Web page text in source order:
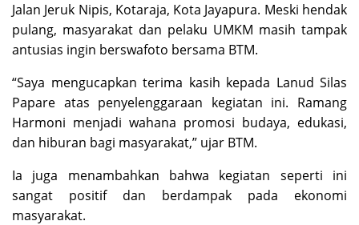
Jalan Jeruk Nipis, Kotaraja, Kota Jayapura. Meski hendak
pulang, masyarakat dan pelaku UMKM masih tampak
antusias ingin berswafoto bersama BTM.
“Saya mengucapkan terima kasih kepada Lanud Silas
Papare atas penyelenggaraan kegiatan ini. Ramang
Harmoni menjadi wahana promosi budaya, edukasi,
dan hiburan bagi masyarakat,” ujar BTM.
Ia juga menambahkan bahwa kegiatan seperti ini
sangat positif dan berdampak pada ekonomi
masyarakat.